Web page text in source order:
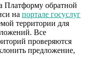
Платформу обратной
на портале госуслуг
территории для
Все
проверяются
предложение,